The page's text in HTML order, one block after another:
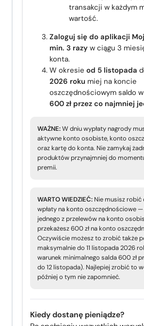
transakcji w każdym
wartość.
Zaloguj się do aplikacji
min. 3 razy w ciągu 3
konta.
W okresie od 5 listopada
2026 roku miej na koncie
oszczędnościowym saldo
600 zł przez co najmniej
WAŻNE:W dniu wypłaty nagrody
aktywne konto osobiste, konto
oraz kartę do konta. Nie zamykaj
produktów przynajmniej do
premii.
WARTO WIEDZIEĆ: Nie musisz robić
wpłaty na konto oszczędnościowe —
jednego z przelewów na konto
przekażesz 600 zł na konto
Oczywiście możesz to zrobić także
maksymalnie do 11 listopada 2026
warunek minimalnego salda 600 zł
do 12 listopada). Najlepiej zrobić to
później o tym nie zapomnieć.
Kiedy dostanę pieniądze?